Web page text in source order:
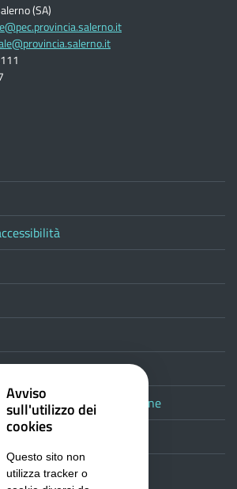
(SA)
di pubblicazione
WebmailFacebook
Youtube
Avviso
sull'utilizzo dei
cookies
Questo sito non
utilizza tracker o